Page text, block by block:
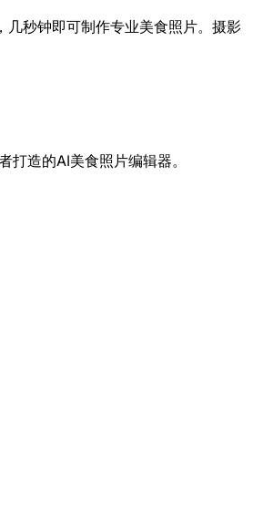
秒钟即可制作专业美食照片。摄影
打造的AI美食照片编辑器。